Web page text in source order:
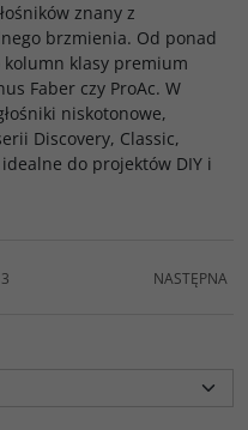
znany z
brzmienia. Od ponad
klasy premium
Faber czy ProAc. W
niskotonowe,
Discovery, Classic,
do projektów DIY i
3 NASTĘPNA